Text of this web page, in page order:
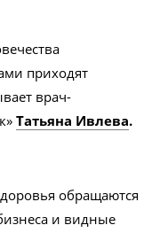
приходят
врач-
Татьяна Ивлева.
обращаются
и видные